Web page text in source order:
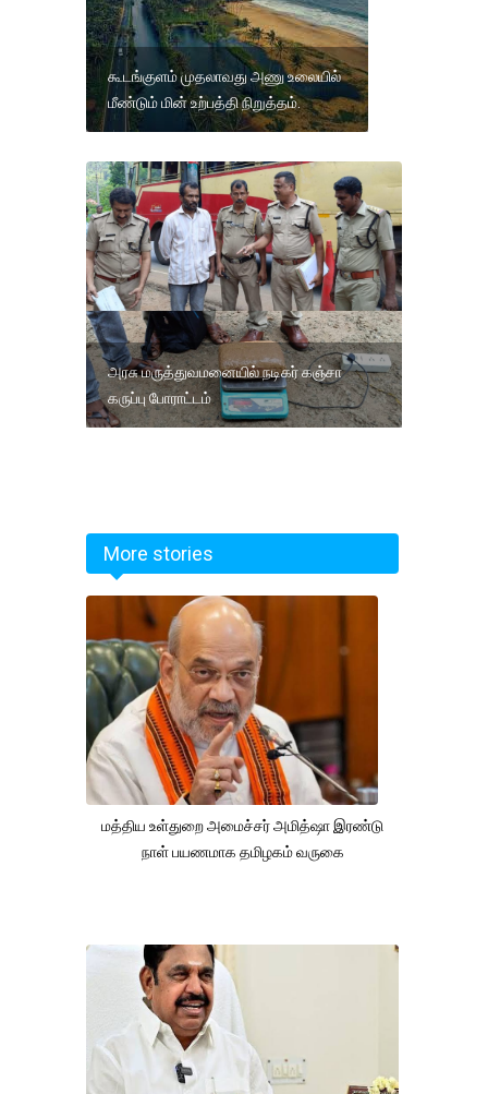
கூடங்குளம் முதலாவது அணு உலையில்
மீண்டும் மின் உற்பத்தி நிறுத்தம்.
அரசு மருத்துவமனையில் நடிகர் கஞ்சா
கருப்பு போராட்டம்
More stories
மத்திய உள்துறை அமைச்சர் அமித்ஷா இரண்டு
நாள் பயணமாக தமிழகம் வருகை